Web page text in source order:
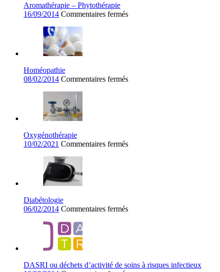
Aromathérapie – Phytothérapie
16/09/2014 Commentaires ferméssur
Homéopathie
08/02/2014 Commentaires ferméssur
Oxygénothérapie
10/02/2021 Commentaires ferméssur
Diabétologie
06/02/2014 Commentaires ferméssur
DASRI ou déchets d’activité de soins à risques infectieux